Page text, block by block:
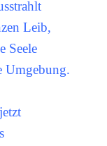
Leib,
Seele